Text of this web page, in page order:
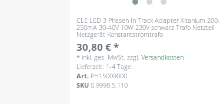
CLE LED 3 Phasen In Track Adapter Xitanium 200-
250mA 30-40V 10W 230V schwarz Trafo Netzteil
Netzgerät Konstantstromtrafo
30,80 € *
* inkl. ges. MwSt. zzgl.Versandkosten
Lieferzeit: 1-4 Tage
Art. PH15009000
SKU0.9998.5.110